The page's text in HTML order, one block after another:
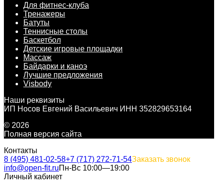
Для фитнес-клуба
Тренажеры
Батуты
Теннисные столы
Баскетбол
Детские игровые площадки
Массаж
Байдарки и каноэ
Лучшие предложения
Visbody
Наши реквизиты
ИП Носов Евгений Васильевич ИНН 352829653164
© 2026
Полная версия сайта
Контакты
8 (495) 481-02-58+7 (717) 272-71-54Заказать звонок
info@open-fit.ruПн-Вс 10:00—19:00
Личный кабинет